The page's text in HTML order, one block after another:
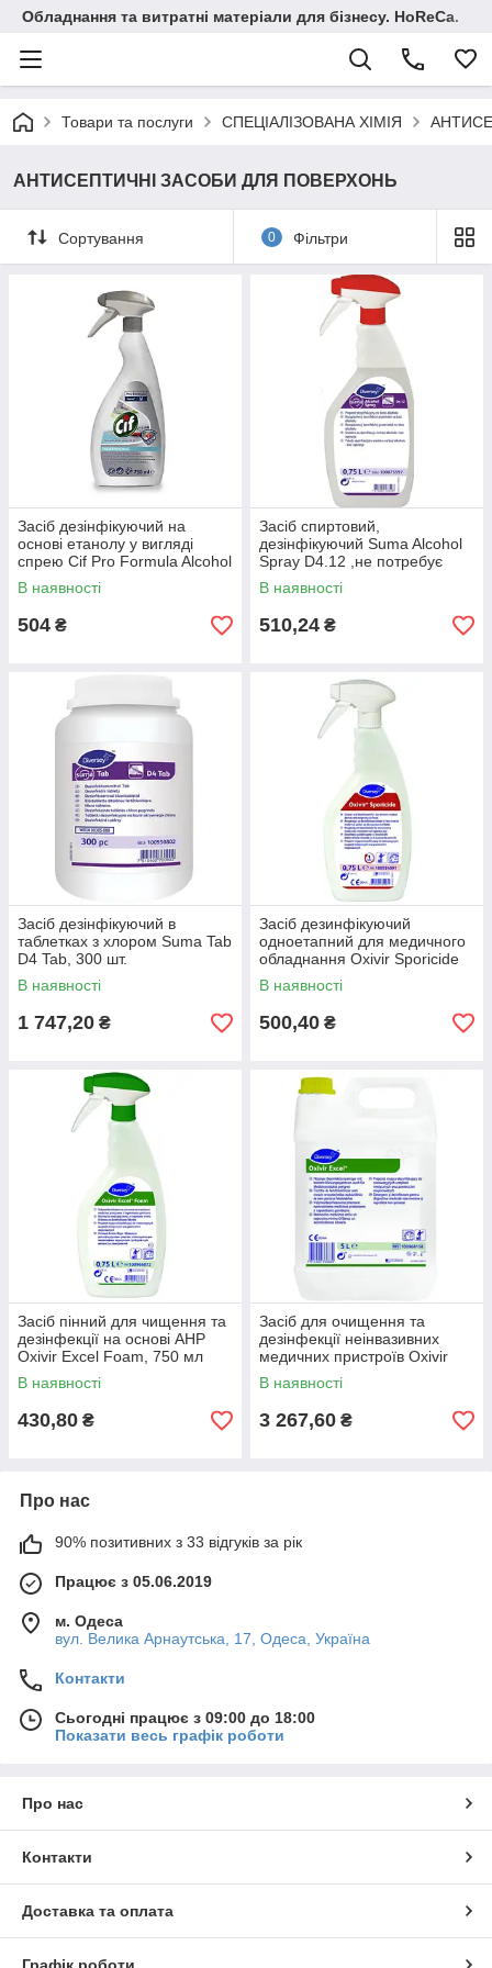
Обладнання та витратні матеріали для бізнесу. HoReCa.
Товари та послуги СПЕЦІАЛІЗОВАНА ХІМІЯ
АНТИСЕПТИЧНІ ЗАСОБИ ДЛЯ ПОВЕРХОНЬ
Сортування 0 Фільтри
Засіб дезінфікуючий на
основі етанолу у вигляді
спрею Cif Pro Formula Alcohol
Spray D4.12, 750 мл.
В наявності
504 ₴
Засіб спиртовий,
дезінфікуючий Suma Alcohol
Spray D4.12 ,не потребує
змивання, 0,75 л.
В наявності
510,24 ₴
Засіб дезінфікуючий в
таблетках з хлором Suma Tab
D4 Tab, 300 шт.
В наявності
1 747,20 ₴
Засіб дезинфікуючий
одноетапний для медичного
обладнання Oxivir Sporicide
Spray, 750 мл
В наявності
500,40 ₴
Засіб пінний для чищення та
дезінфекції на основі AHP
Oxivir Excel Foam, 750 мл
В наявності
430,80 ₴
Засіб для очищення та
дезінфекції неінвазивних
медичних пристроїв Oxivir
Excel CE, 5 л.
В наявності
3 267,60 ₴
Про нас
90% позитивних з 33 відгуків за рік
Працює з 05.06.2019
м. Одеса
вул. Велика Арнаутська, 17, Одеса, Україна
Контакти
Сьогодні працює з 09:00 до 18:00
Показати весь графік роботи
Про нас
Контакти
Доставка та оплата